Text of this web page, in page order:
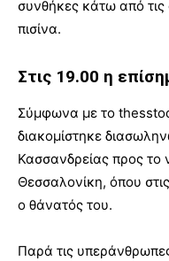
συνθήκες κάτω από τις
πισίνα.
Στις 19.00 η
Σύμφωνα με το
διακομίστηκε
Κασσανδρείας προς
Θεσσαλονίκη, όπου
ο θάνατός του.
Παρά τις